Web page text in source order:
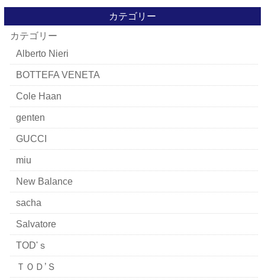
カテゴリー
カテゴリー
Alberto Nieri
BOTTEFA VENETA
Cole Haan
genten
GUCCI
miu
New Balance
sacha
Salvatore
TOD'ｓ
ＴＯＤ’Ｓ